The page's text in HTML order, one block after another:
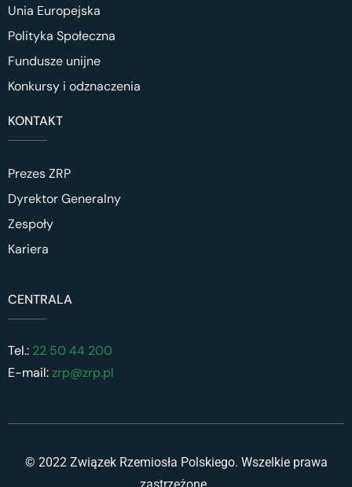
Unia Europejska
Polityka Społeczna
Fundusze unijne
Konkursy i odznaczenia
KONTAKT
Prezes ZRP
Dyrektor Generalny
Zespoły
Kariera
CENTRALA
Tel.: 22 50 44 200
E-mail:zrp@zrp.pl
© 2022 Związek Rzemiosła Polskiego. Wszelkie prawa